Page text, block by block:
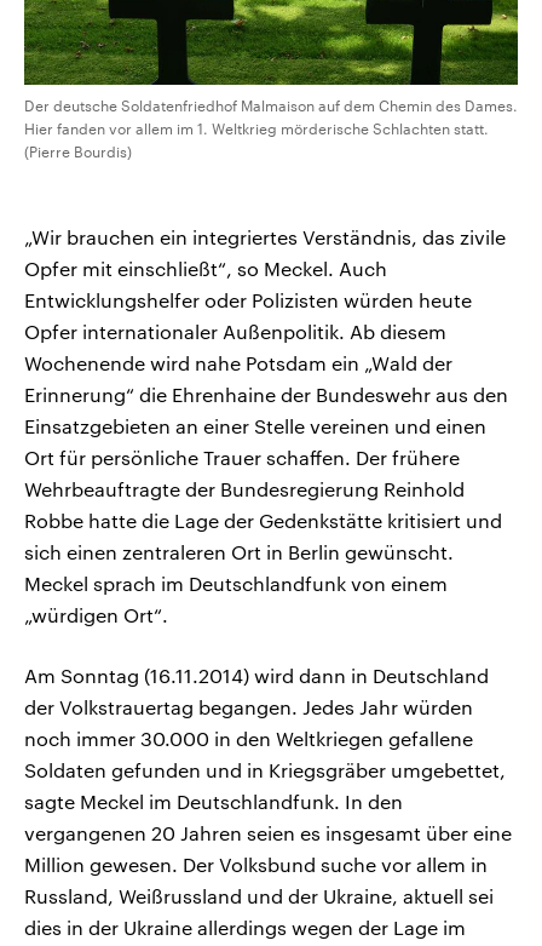
Der deutsche Soldatenfriedhof Malmaison auf dem Chemin des Dames.
Hier fanden vor allem im 1. Weltkrieg mörderische Schlachten statt.
(Pierre Bourdis)
„Wir brauchen ein integriertes Verständnis, das zivile
Opfer mit einschließt“, so Meckel. Auch
Entwicklungshelfer oder Polizisten würden heute
Opfer internationaler Außenpolitik. Ab diesem
Wochenende wird nahe Potsdam ein „Wald der
Erinnerung“ die Ehrenhaine der Bundeswehr aus den
Einsatzgebieten an einer Stelle vereinen und einen
Ort für persönliche Trauer schaffen. Der frühere
Wehrbeauftragte der Bundesregierung Reinhold
Robbe hatte die Lage der Gedenkstätte kritisiert und
sich einen zentraleren Ort in Berlin gewünscht.
Meckel sprach im Deutschlandfunk von einem
„würdigen Ort“.
Am Sonntag (16.11.2014) wird dann in Deutschland
der Volkstrauertag begangen. Jedes Jahr würden
noch immer 30.000 in den Weltkriegen gefallene
Soldaten gefunden und in Kriegsgräber umgebettet,
sagte Meckel im Deutschlandfunk. In den
vergangenen 20 Jahren seien es insgesamt über eine
Million gewesen. Der Volksbund suche vor allem in
Russland, Weißrussland und der Ukraine, aktuell sei
dies in der Ukraine allerdings wegen der Lage im